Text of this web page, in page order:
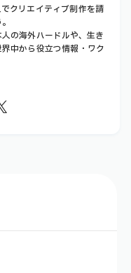
クリエイティブ制作を請
の海外ハードルや、生き
中から役立つ情報・ワク